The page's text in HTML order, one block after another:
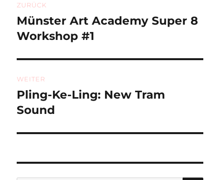
ZURÜCK
Vorheriger
Beitrag:
Münster Art Academy Super 8
Workshop #1
WEITER
Nächster
Beitrag:
Pling-Ke-Ling: New Tram
Sound